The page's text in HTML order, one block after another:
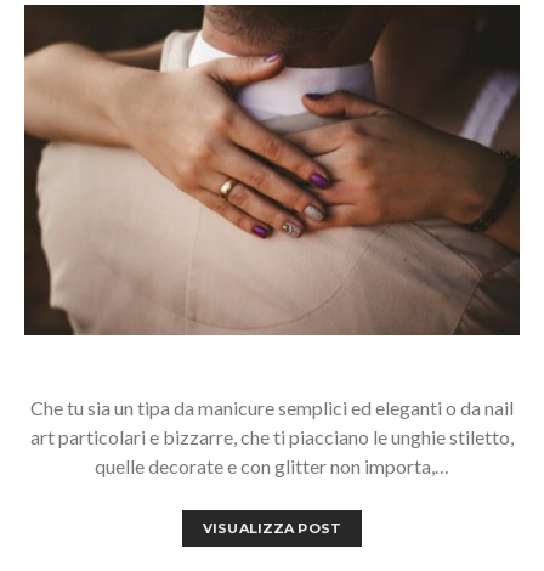
Che tu sia un tipa da manicure semplici ed eleganti o da nail
art particolari e bizzarre, che ti piacciano le unghie stiletto,
quelle decorate e con glitter non importa,…
VISUALIZZA POST